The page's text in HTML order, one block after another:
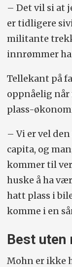
– Det vil si at
er tidligere
militante
innrømmer
Tellekant på
oppnåelig
plass-
– Vi er vel
capita, og
kommer til
huske å ha
hatt plass i
komme i en
Best uten
Mohn er ikke